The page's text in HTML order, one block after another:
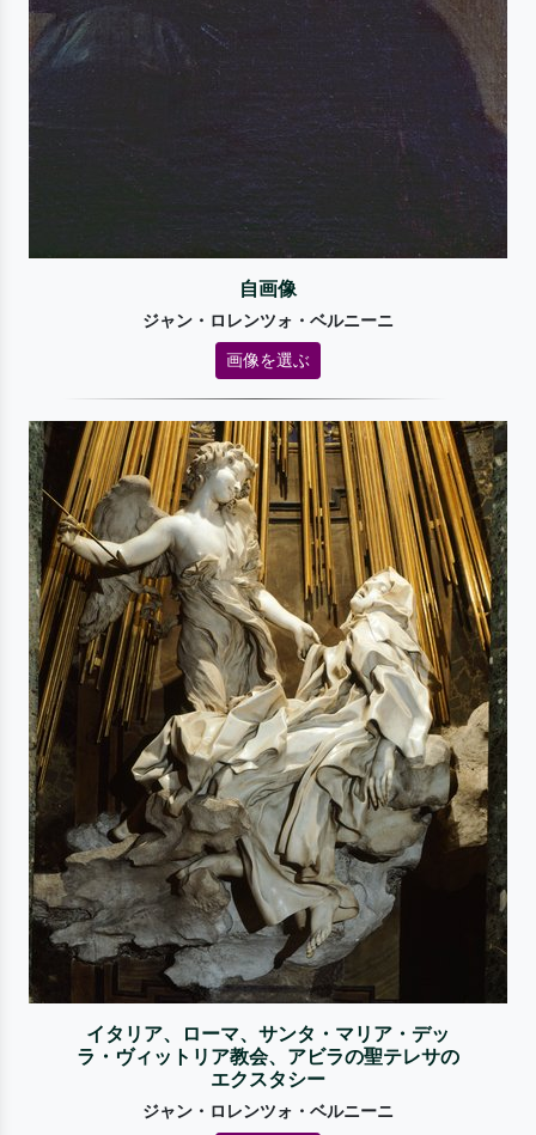
自画像
ジャン・ロレンツォ・ベルニーニ
画像を選ぶ
イタリア、ローマ、サンタ・マリア・デッ
ラ・ヴィットリア教会、アビラの聖テレサの
エクスタシー
ジャン・ロレンツォ・ベルニーニ